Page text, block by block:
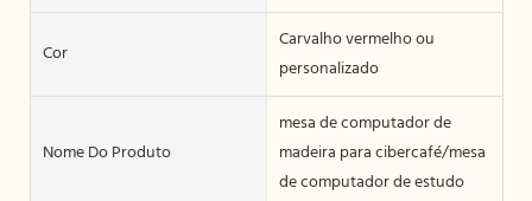
Cor
Carvalho vermelho ou
personalizado
Nome Do Produto
mesa de computador de
madeira para cibercafé/mesa
de computador de estudo